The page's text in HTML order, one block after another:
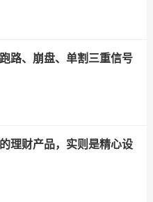
路、崩盘、单割三重信号
理财产品，实则是精心设